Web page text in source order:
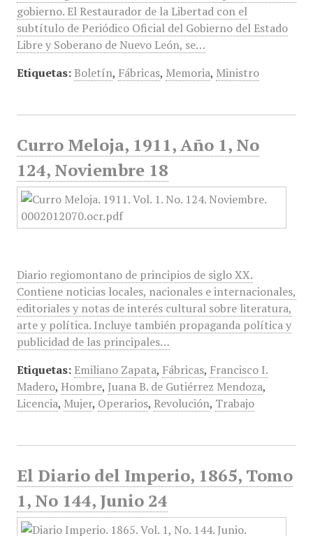
gobierno. El Restaurador de la Libertad con el
subtítulo de Periódico Oficial del Gobierno del Estado
Libre y Soberano de Nuevo León, se…
Etiquetas: Boletín, Fábricas, Memoria, Ministro
Curro Meloja, 1911, Año 1, No
124, Noviembre 18
Diario regiomontano de principios de siglo XX.
Contiene noticias locales, nacionales e internacionales,
editoriales y notas de interés cultural sobre literatura,
arte y política. Incluye también propaganda política y
publicidad de las principales…
Etiquetas: Emiliano Zapata, Fábricas, Francisco I.
Madero, Hombre, Juana B. de Gutiérrez Mendoza,
Licencia, Mujer, Operarios, Revolución, Trabajo
El Diario del Imperio, 1865, Tomo
1, No 144, Junio 24